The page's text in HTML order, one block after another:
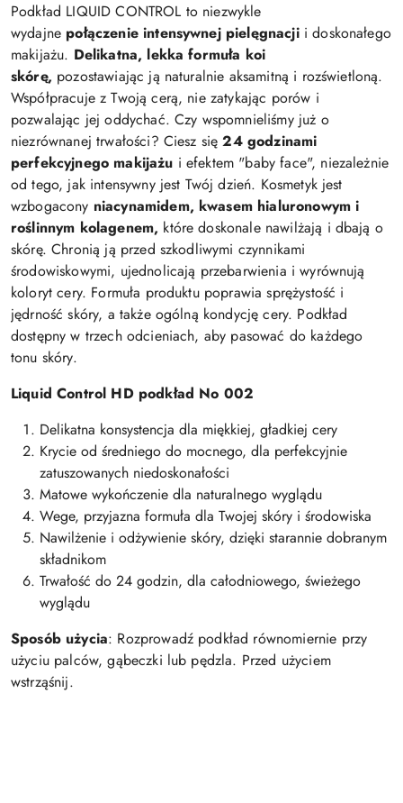
Podkład LIQUID CONTROL to niezwykle
wydajne połączenie intensywnej pielęgnacjii doskonałego
makijażu. Delikatna, lekka formuła koi
skórę, pozostawiając ją naturalnie aksamitną i rozświetloną.
Współpracuje z Twoją cerą, nie zatykając porów i
pozwalając jej oddychać. Czy wspomnieliśmy już o
niezrównanej trwałości? Ciesz się24 godzinami
perfekcyjnego makijażu i efektem "baby face", niezależnie
od tego, jak intensywny jest Twój dzień. Kosmetyk jest
wzbogacony niacynamidem, kwasem hialuronowym i
roślinnym kolagenem, które doskonale nawilżają i dbają o
skórę. Chronią ją przed szkodliwymi czynnikami
środowiskowymi, ujednolicają przebarwienia i wyrównują
koloryt cery. Formuła produktu poprawia sprężystość i
jędrność skóry, a także ogólną kondycję cery. Podkład
dostępny w trzech odcieniach, aby pasować do każdego
tonu skóry.
Liquid Control HD podkład No 002
Delikatna konsystencja dla miękkiej, gładkiej cery
Krycie od średniego do mocnego, dla perfekcyjnie
zatuszowanych niedoskonałości
Matowe wykończenie dla naturalnego wyglądu
Wege, przyjazna formuła dla Twojej skóry i środowiska
Nawilżenie i odżywienie skóry, dzięki starannie dobranym
składnikom
Trwałość do 24 godzin, dla całodniowego, świeżego
wyglądu
Sposób użycia: Rozprowadź podkład równomiernie przy
użyciu palców, gąbeczki lub pędzla. Przed użyciem
wstrząśnij.